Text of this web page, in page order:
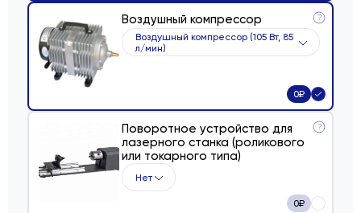
Воздушный компрессор ?
Воздушный компрессор (105 Вт, 85
л/мин)
0₽
Поворотное устройство для
лазерного станка (роликового
или токарного типа)
?
Нет
0₽